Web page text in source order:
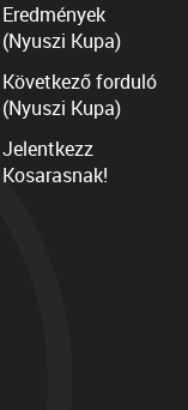
Eredmények
(Nyuszi Kupa)
Következő forduló
(Nyuszi Kupa)
Jelentkezz
Kosarasnak!